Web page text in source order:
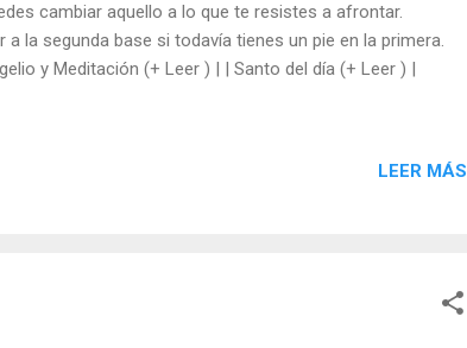
cambiar aquello a lo que te resistes a afrontar.
la segunda base si todavía tienes un pie en la primera.
y Meditación (+ Leer ) | | Santo del día (+ Leer ) |
LEER MÁS